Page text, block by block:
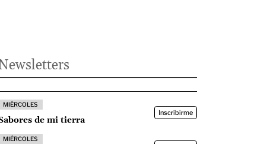
MIÉRCOLES
de mi tierra
Inscribirme
MIÉRCOLES